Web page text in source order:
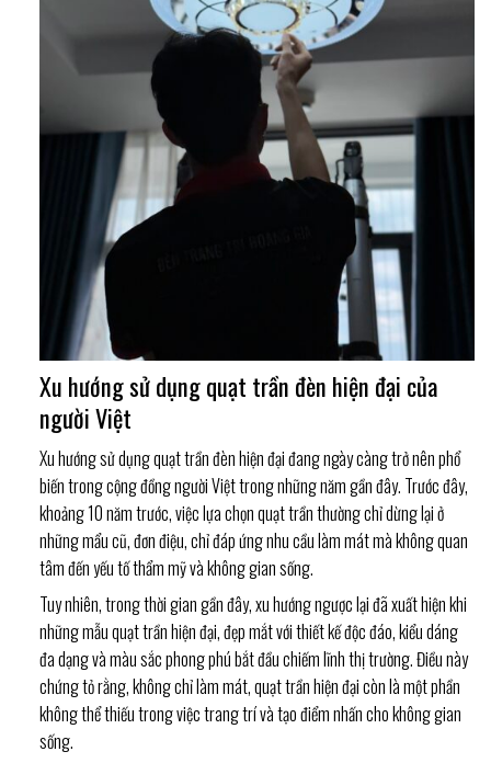
Xu hướng sử dụng quạt trần đèn hiện đại của
người Việt
Xu hướng sử dụng quạt trần đèn hiện đại đang ngày càng trở nên phổ
biến trong cộng đồng người Việt trong những năm gần đây. Trước đây,
khoảng 10 năm trước, việc lựa chọn quạt trần thường chỉ dừng lại ở
những mẩu cũ, đơn điệu, chỉ đáp ứng nhu cầu làm mát mà không quan
tâm đến yếu tố thẩm mỹ và không gian sống.
Tuy nhiên, trong thời gian gần đây, xu hướng ngược lại đã xuất hiện khi
những mẫu quạt trần hiện đại, đẹp mắt với thiết kế độc đáo, kiểu dáng
đa dạng và màu sắc phong phú bắt đầu chiếm lĩnh thị trường. Điều này
chứng tỏ rằng, không chỉ làm mát, quạt trần hiện đại còn là một phần
không thể thiếu trong việc trang trí và tạo điểm nhấn cho không gian
sống.